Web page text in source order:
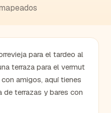
para el tardeo al
terraza para el vermut
amigos, aquí tienes
terrazas y bares con